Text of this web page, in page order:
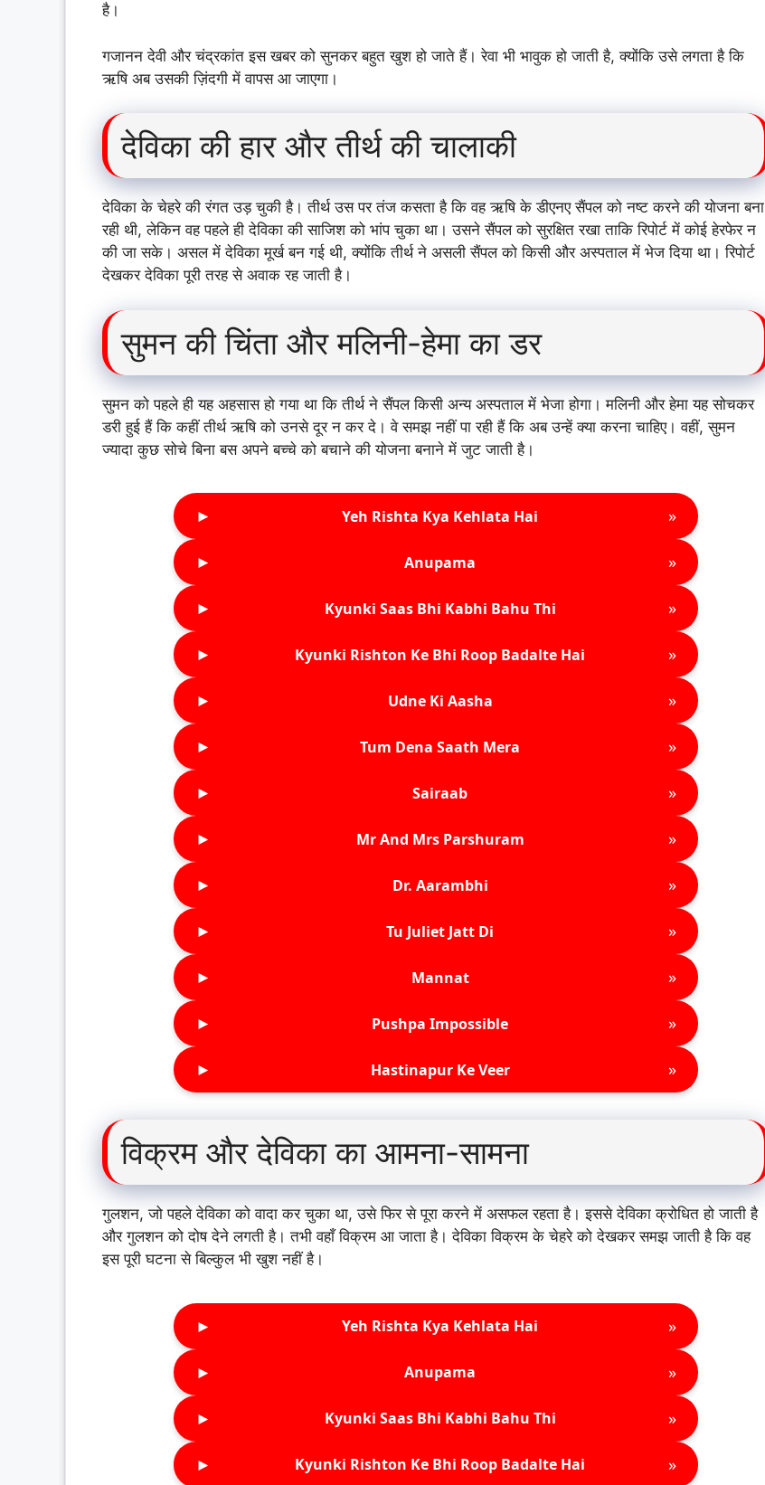
है।
गजानन देवी और चंद्रकांत इस खबर को सुनकर बहुत खुश हो जाते हैं। रेवा भी भावुक हो जाती है, क्योंकि उसे लगता है कि
ऋषि अब उसकी ज़िंदगी में वापस आ जाएगा।
देविका की हार और तीर्थ की चालाकी
देविका के चेहरे की रंगत उड़ चुकी है। तीर्थ उस पर तंज कसता है कि वह ऋषि के डीएनए सैंपल को नष्ट करने की योजना बना
रही थी, लेकिन वह पहले ही देविका की साजिश को भांप चुका था। उसने सैंपल को सुरक्षित रखा ताकि रिपोर्ट में कोई हेरफेर न
की जा सके। असल में देविका मूर्ख बन गई थी, क्योंकि तीर्थ ने असली सैंपल को किसी और अस्पताल में भेज दिया था। रिपोर्ट
देखकर देविका पूरी तरह से अवाक रह जाती है।
सुमन की चिंता और मलिनी-हेमा का डर
सुमन को पहले ही यह अहसास हो गया था कि तीर्थ ने सैंपल किसी अन्य अस्पताल में भेजा होगा। मलिनी और हेमा यह सोचकर
डरी हुई हैं कि कहीं तीर्थ ऋषि को उनसे दूर न कर दे। वे समझ नहीं पा रही हैं कि अब उन्हें क्या करना चाहिए। वहीं, सुमन
ज्यादा कुछ सोचे बिना बस अपने बच्चे को बचाने की योजना बनाने में जुट जाती है।
► Yeh Rishta Kya Kehlata Hai »
► Anupama »
► Kyunki Saas Bhi Kabhi Bahu Thi »
► Kyunki Rishton Ke Bhi Roop Badalte Hai »
► Udne Ki Aasha »
► Tum Dena Saath Mera »
► Sairaab »
► Mr And Mrs Parshuram »
► Dr. Aarambhi »
► Tu Juliet Jatt Di »
► Mannat »
► Pushpa Impossible »
► Hastinapur Ke Veer »
विक्रम और देविका का आमना-सामना
गुलशन, जो पहले देविका को वादा कर चुका था, उसे फिर से पूरा करने में असफल रहता है। इससे देविका क्रोधित हो जाती है
और गुलशन को दोष देने लगती है। तभी वहाँ विक्रम आ जाता है। देविका विक्रम के चेहरे को देखकर समझ जाती है कि वह
इस पूरी घटना से बिल्कुल भी खुश नहीं है।
► Yeh Rishta Kya Kehlata Hai »
► Anupama »
► Kyunki Saas Bhi Kabhi Bahu Thi »
► Kyunki Rishton Ke Bhi Roop Badalte Hai »